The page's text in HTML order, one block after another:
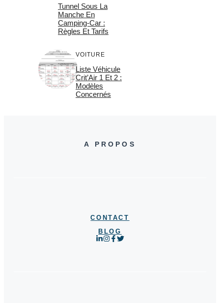
Tunnel Sous La
Manche En
Camping-Car :
Règles Et Tarifs
VOITURE
Liste Véhicule
Crit’Air 1 Et 2 :
Modèles
Concernés
A PROPOS
CONTACT
BLOG